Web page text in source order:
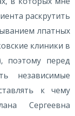
раскрутить
лпатных
клиники в
поэтому перед
независимые
к чему
Сергеевна